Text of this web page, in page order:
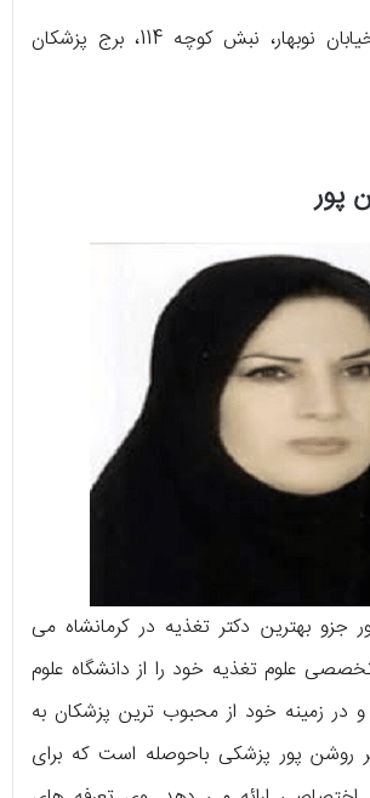
کرمانشاه، خیابان نوبهار، نبش کوچه 114، برج پزشکان
پور
جزو بهترین دکتر تغذیه در کرمانشاه می
علوم تغذیه خود را از دانشگاه علوم
در زمینه خود از محبوب ترین پزشکان به
روشن پور پزشکی باحوصله است که برای